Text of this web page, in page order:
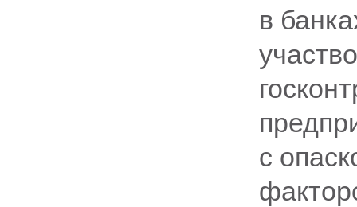
в
с